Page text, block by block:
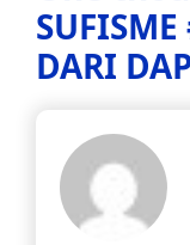
DARI